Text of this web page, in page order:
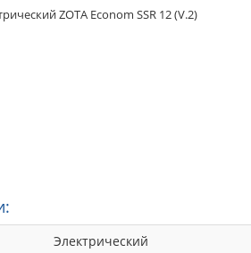
ZOTA Econom SSR 12 (V.2)
Электрический